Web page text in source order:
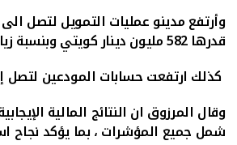
وأرتفع مدينو عمليات التمويل لتصل
قدرها 582 مليون دينار كويتي وبنسبة زيادة 37% عن نهاية العام السابق وأغلبها تمثل استثمار في صكوك سيادية.
كذلك ارتفعت حسابات المودعين لتصل إلى 12.837 مليار
وقال المرزوق ان النتائج المالية
شمل جميع المؤشرات ، بما يؤكد نجاح